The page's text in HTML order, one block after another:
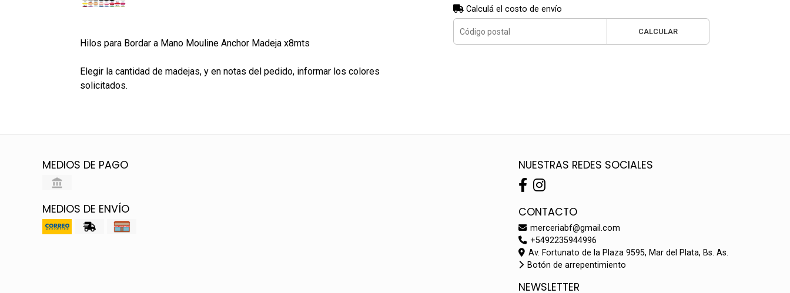
Hilos para Bordar a Mano Mouline Anchor Madeja x8mts
Elegir la cantidad de madejas, y en notas del pedido, informar los colores
solicitados.
Calculá el costo de envío
CALCULAR
MEDIOS DE PAGO
MEDIOS DE ENVÍO
NUESTRAS REDES SOCIALES
CONTACTO
merceriabf@gmail.com
+5492235944996
Av. Fortunato de la Plaza 9595, Mar del Plata, Bs. As.
Botón de arrepentimiento
NEWSLETTER